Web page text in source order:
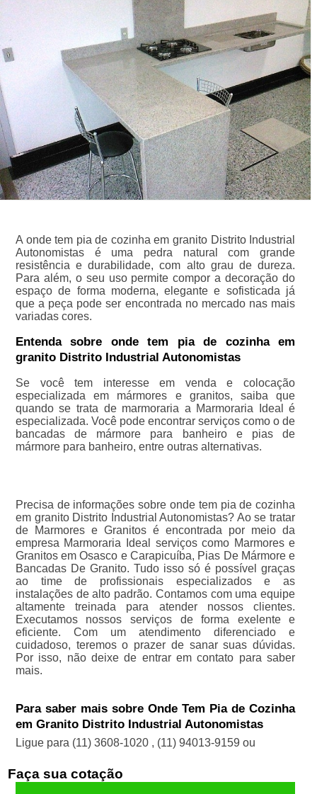
A onde tem pia de cozinha em granito Distrito Industrial
Autonomistas é uma pedra natural com grande
resistência e durabilidade, com alto grau de dureza.
Para além, o seu uso permite compor a decoração do
espaço de forma moderna, elegante e sofisticada já
que a peça pode ser encontrada no mercado nas mais
variadas cores.
Entenda sobre onde tem pia de cozinha em
granito Distrito Industrial Autonomistas
Se você tem interesse em venda e colocação
especializada em mármores e granitos, saiba que
quando se trata de marmoraria a Marmoraria Ideal é
especializada. Você pode encontrar serviços como o de
bancadas de mármore para banheiro e pias de
mármore para banheiro, entre outras alternativas.
Precisa de informações sobre onde tem pia de cozinha
em granito Distrito Industrial Autonomistas? Ao se tratar
de Marmores e Granitos é encontrada por meio da
empresa Marmoraria Ideal serviços como Marmores e
Granitos em Osasco e Carapicuíba, Pias De Mármore e
Bancadas De Granito. Tudo isso só é possível graças
ao time de profissionais especializados e as
instalações de alto padrão. Contamos com uma equipe
altamente treinada para atender nossos clientes.
Executamos nossos serviços de forma exelente e
eficiente. Com um atendimento diferenciado e
cuidadoso, teremos o prazer de sanar suas dúvidas.
Por isso, não deixe de entrar em contato para saber
mais.
Para saber mais sobre Onde Tem Pia de Cozinha
em Granito Distrito Industrial Autonomistas
Ligue para (11) 3608-1020 , (11) 94013-9159 ou
Faça sua cotação